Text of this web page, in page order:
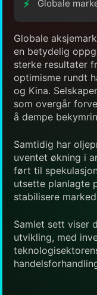
Globale
Globale
en betydelig
sterke resultater
optimisme rundt
og Kina.
som overgår
å dempe
Samtidig har
uventet økning i
ført til
utsette planlagte
stabilisere
Samlet sett viser
utvikling, med